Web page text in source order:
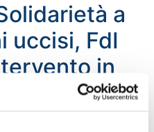
a
uccisi, FdI
in